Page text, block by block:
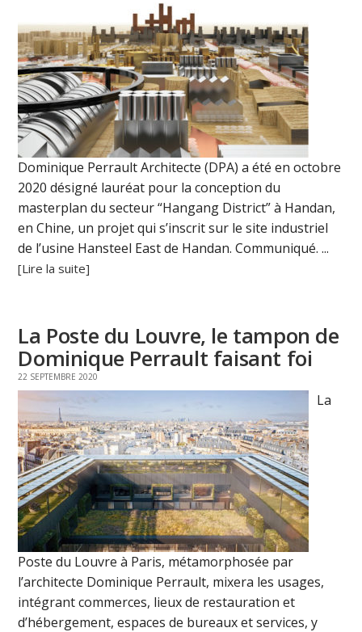
Dominique Perrault Architecte (DPA) a été en octobre
2020 désigné lauréat pour la conception du
masterplan du secteur “Hangang District” à Handan,
en Chine, un projet qui s’inscrit sur le site industriel
de l’usine Hansteel East de Handan. Communiqué. ...
[Lire la suite]
La Poste du Louvre, le tampon de
Dominique Perrault faisant foi
22 SEPTEMBRE 2020
La
Poste du Louvre à Paris, métamorphosée par
l’architecte Dominique Perrault, mixera les usages,
intégrant commerces, lieux de restauration et
d’hébergement, espaces de bureaux et services, y